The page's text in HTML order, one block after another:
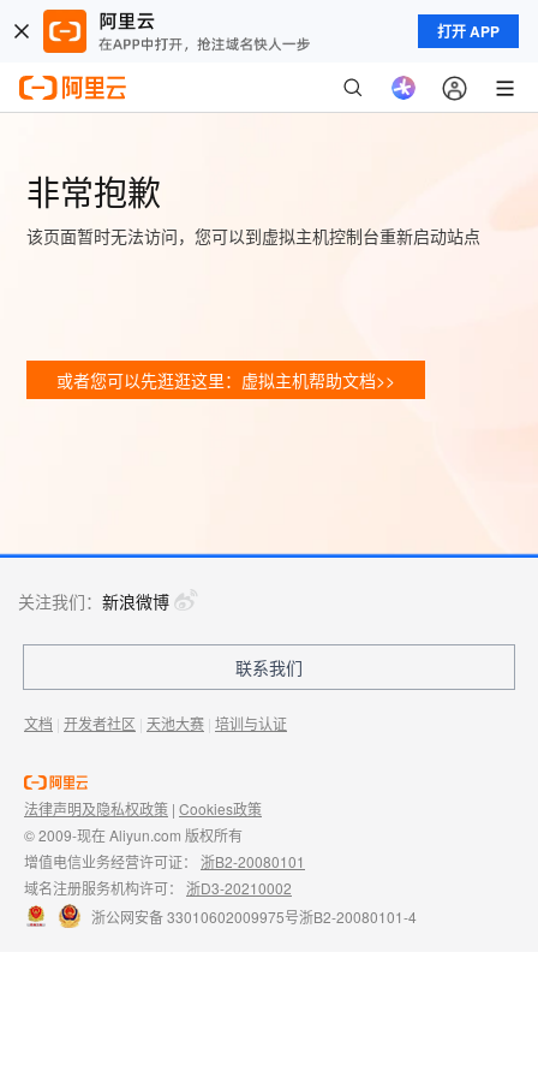
打开 APP
非常抱歉
该页面暂时无法访问，您可以到虚拟主机控制台重新启动站点
或者您可以先逛逛这里：虚拟主机帮助文档>>